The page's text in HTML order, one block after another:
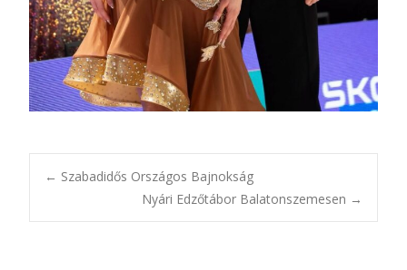
← Szabadidős Országos Bajnokság
Nyári Edzőtábor Balatonszemesen →